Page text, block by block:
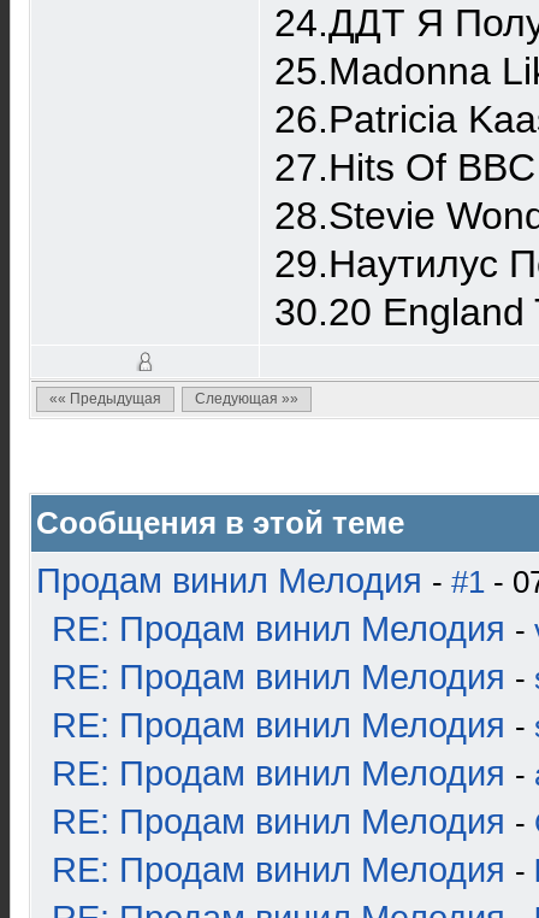
24.ДДТ Я
25.Madonna
26.Patricia
27.Hits Of
28.Stevie
29.Наутилус
30.20 England
«« Предыдущая Следующая »»
Сообщения в этой теме
Продам винил Мелодия - #1 -
RE: Продам винил Мелодия -
RE: Продам винил Мелодия -
RE: Продам винил Мелодия -
RE: Продам винил Мелодия -
RE: Продам винил Мелодия -
RE: Продам винил Мелодия -